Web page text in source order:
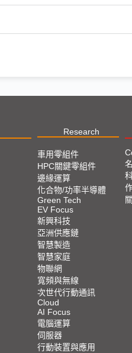
Research
車用零組件
HPC關鍵零組件
邊緣運算
化合物/功率半導體
Green Tech
EV Focus
新興科技
亞洲供應鏈
智慧製造
智慧家庭
物聯網
寬頻與無線
次世代行動通訊
Cloud
AI Focus
電腦運算
伺服器
行動裝置與應用